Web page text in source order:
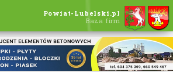
Powiat-Lubelski.pl
Baza firm